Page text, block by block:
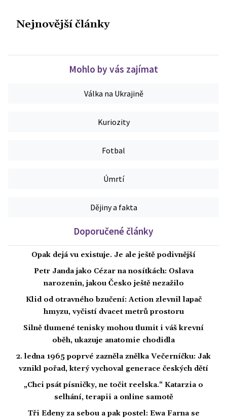
Nejnovější články
Mohlo by vás zajímat
Válka na Ukrajině
Kuriozity
Fotbal
Úmrtí
Dějiny a fakta
Doporučené články
Opak dejá vu existuje. Je ale ještě podivnější
Petr Janda jako Cézar na nosítkách: Oslava
narozenin, jakou Česko ještě nezažilo
Klid od otravného bzučení: Action zlevnil lapač
hmyzu, vyčistí dvacet metrů prostoru
Silně tlumené tenisky mohou tlumit i váš krevní
oběh, ukazuje anatomie chodidla
2. ledna 1965 poprvé zazněla znělka Večerníčku: Jak
vznikl pořad, který vychoval generace českých dětí
„Chci psát písničky, ne točit reelska.“ Katarzia o
selhání, terapii a online samotě
Tři Edeny za sebou a pak postel: Ewa Farna se